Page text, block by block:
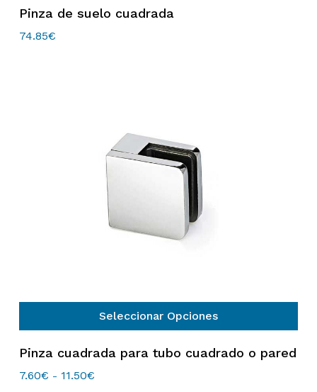
Pinza de suelo cuadrada
74.85€
Seleccionar Opciones
producto
tiene
Pinza cuadrada para tubo cuadrado o pared
7.60€ - 11.50€Rango